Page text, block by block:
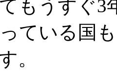
もうすぐ3
ている国
。